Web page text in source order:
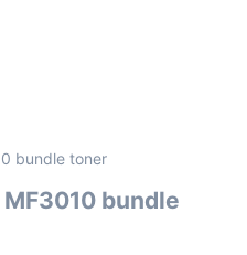
bundle